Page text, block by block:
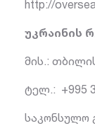
http://
უკრაინის
მის.:
ტელ.: +995
საკონსულო